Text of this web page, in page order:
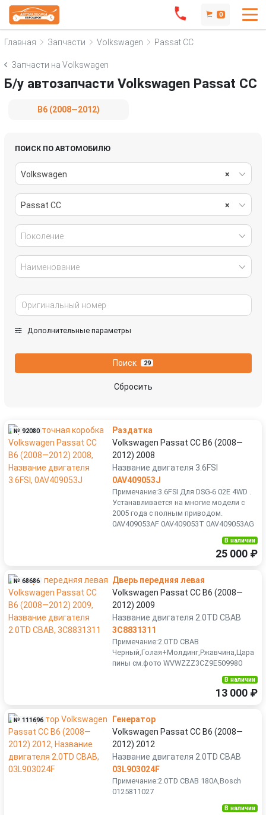
0
Главная Запчасти Volkswagen Passat CC
Запчасти на Volkswagen
Б/у автозапчасти Volkswagen Passat CC
B6 (2008—2012)
ПОИСК ПО АВТОМОБИЛЮ
×
Volkswagen
×
Passat CC
Поколение
Наименование
Дополнительные параметры
Поиск 29
Сбросить
№ 92080
Раздатка
Volkswagen Passat CC B6 (2008—
2012) 2008
Название двигателя 3.6FSI
0AV409053J
Примечание:3.6FSI Для DSG-6 02E 4WD .
Устанавливается на многие модели с
2005 года с полным приводом.
0AV409053AF 0AV409053T 0AV409053AG
В наличии
25 000 ₽
№ 68686
Дверь передняя левая
Volkswagen Passat CC B6 (2008—
2012) 2009
Название двигателя 2.0TD CBAB
3C8831311
Примечание:2.0TD CBAB
Черный,Голая+Молдинг,Ржавчина,Цара
пины см.фото WVWZZZ3CZ9E509980
В наличии
13 000 ₽
№ 111696
Генератор
Volkswagen Passat CC B6 (2008—
2012) 2012
Название двигателя 2.0TD CBAB
03L903024F
Примечание:2.0TD CBAB 180A,Bosch
0125811027
В наличии